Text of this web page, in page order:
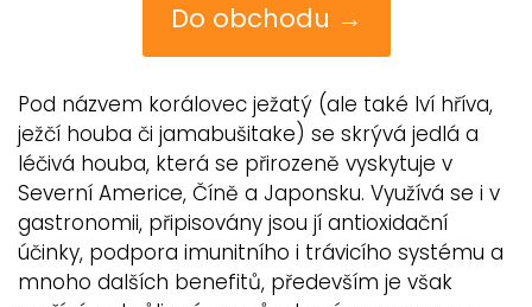
Do obchodu →
Pod názvem korálovec ježatý (ale také lví hříva,
ježčí houba či jamabušitake) se skrývá jedlá a
léčivá houba, která se přirozeně vyskytuje v
Severní Americe, Číně a Japonsku. Využívá se i v
gastronomii, připisovány jsou jí antioxidační
účinky, podpora imunitního i trávicího systému a
mnoho dalších benefitů, především je však